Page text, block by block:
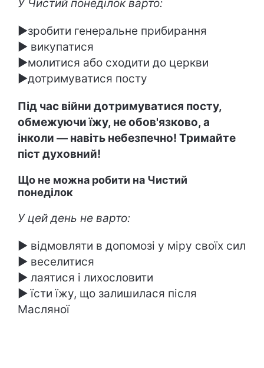
У Чистий понеділок варто:
►зробити генеральне прибирання
► викупатися
►молитися або сходити до церкви
►дотримуватися посту
Під час війни дотримуватися посту,
обмежуючи їжу, не обов'язково, а
інколи — навіть небезпечно! Тримайте
піст духовний!
Що не можна робити на Чистий
понеділок
У цей день не варто:
► відмовляти в допомозі у міру своїх сил
► веселитися
► лаятися і лихословити
► їсти їжу, що залишилася після
Масляної